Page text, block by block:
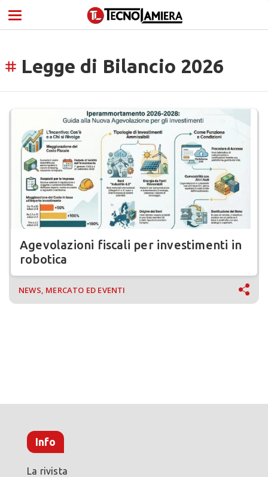
tag Legge di Bilancio 2026
Agevolazioni fiscali per investimenti in
robotica
NEWS, MERCATO ED EVENTI
Info
La rivista